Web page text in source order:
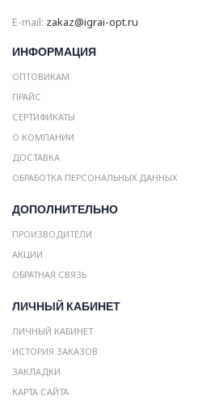
E-mail: zakaz@igrai-opt.ru
ИНФОРМАЦИЯ
ОПТОВИКАМ
ПРАЙС
СЕРТИФИКАТЫ
О КОМПАНИИ
ДОСТАВКА
ОБРАБОТКА ПЕРСОНАЛЬНЫХ ДАННЫХ
ДОПОЛНИТЕЛЬНО
ПРОИЗВОДИТЕЛИ
АКЦИИ
ОБРАТНАЯ СВЯЗЬ
ЛИЧНЫЙ КАБИНЕТ
ЛИЧНЫЙ КАБИНЕТ
ИСТОРИЯ ЗАКАЗОВ
ЗАКЛАДКИ
КАРТА САЙТА